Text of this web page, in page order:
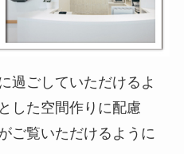
過ごしていただけるよ
した空間作りに配慮
ご覧いただけるように